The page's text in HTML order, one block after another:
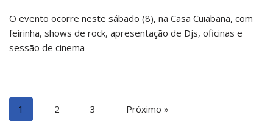
O evento ocorre neste sábado (8), na Casa Cuiabana, com
feirinha, shows de rock, apresentação de Djs, oficinas e
sessão de cinema
1 2 3 Próximo »